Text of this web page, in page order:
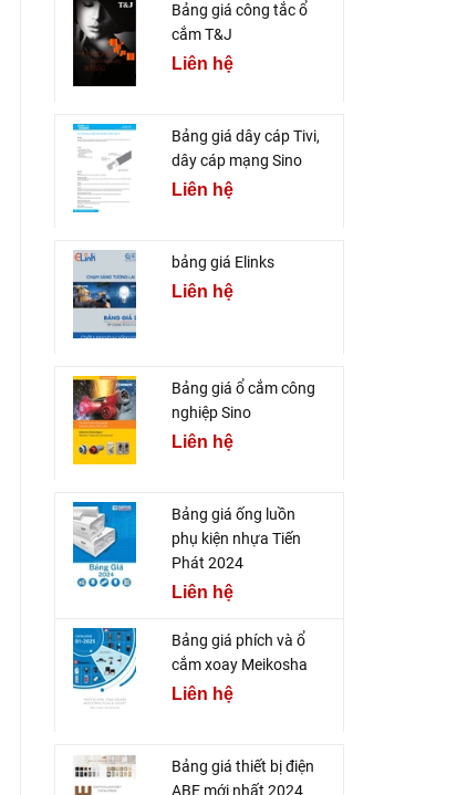
Bảng giá công tắc ổ
cắm T&J
Liên hệ
Bảng giá dây cáp Tivi,
dây cáp mạng Sino
Liên hệ
bảng giá Elinks
Liên hệ
Bảng giá ổ cắm công
nghiệp Sino
Liên hệ
Bảng giá ống luồn
phụ kiện nhựa Tiến
Phát 2024
Liên hệ
Bảng giá phích và ổ
cắm xoay Meikosha
Liên hệ
Bảng giá thiết bị điện
ABE mới nhất 2024